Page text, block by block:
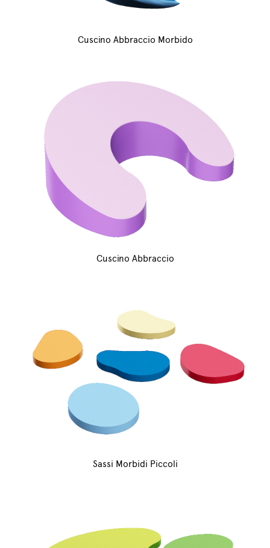
Cuscino Abbraccio Morbido
Cuscino Abbraccio
Sassi Morbidi Piccoli